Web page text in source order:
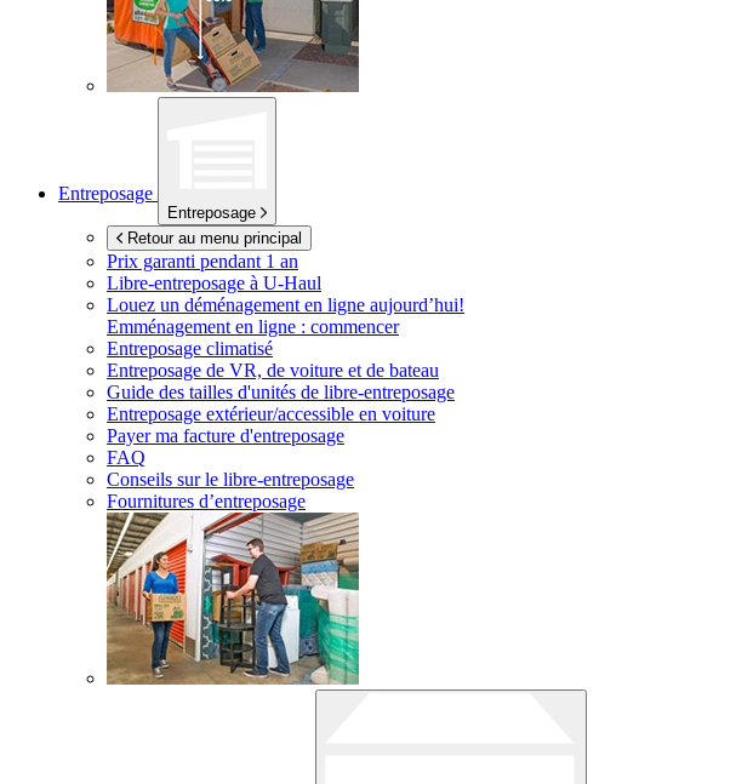
Entreposage
Entreposage
Retour au menu principal
Prix garanti pendant 1 an
Libre-entreposage à U-Haul
Louez un déménagement en ligne aujourd’hui!
Emménagement en ligne : commencer
Entreposage climatisé
Entreposage de VR, de voiture et de bateau
Guide des tailles d'unités de libre-entreposage
Entreposage extérieur/accessible en voiture
Payer ma facture d'entreposage
FAQ
Conseils sur le libre-entreposage
Fournitures d’entreposage